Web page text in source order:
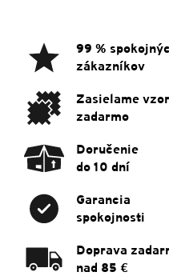
99 %
zákazníkov
Zasielame
zadarmo
Doručenie
do 10 dní
Garancia
spokojnosti
Doprava
nad 85 €